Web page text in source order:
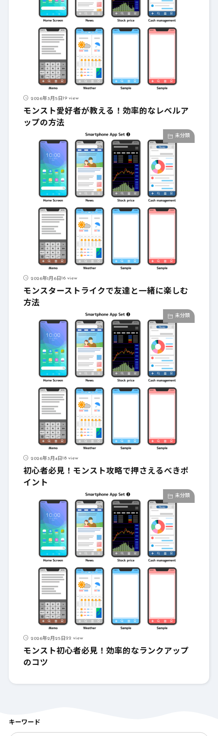
2026年3月5日19 view
モンスト愛好者が教える！効率的なレベルア
ップの方法
未分類
2026年1月6日16 view
モンスターストライクで友達と一緒に楽しむ
方法
未分類
2026年3月4日18 view
初心者必見！モンスト攻略で押さえるべきポ
イント
未分類
2026年2月25日22 view
モンスト初心者必見！効率的なランクアップ
のコツ
キーワード